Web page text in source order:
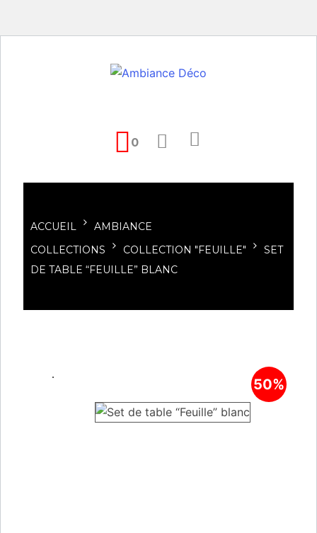
0
ACCUEIL
AMBIANCE
COLLECTIONS
COLLECTION "FEUILLE"
SET
DE TABLE “FEUILLE” BLANC
50%